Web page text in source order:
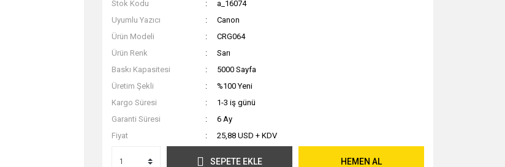
Stok Kodu
a_16074
Uyumlu Yazıcı
Canon
Ürün Modeli
CRG064
Ürün Renk
Sarı
Baskı Kapasitesi
5000 Sayfa
Üretim Şekli
%100 Yeni
Kargo Süresi
1-3 iş günü
Garanti Süresi
6 Ay
Fiyat
25,88 USD + KDV
SEPETE EKLE HEMEN AL